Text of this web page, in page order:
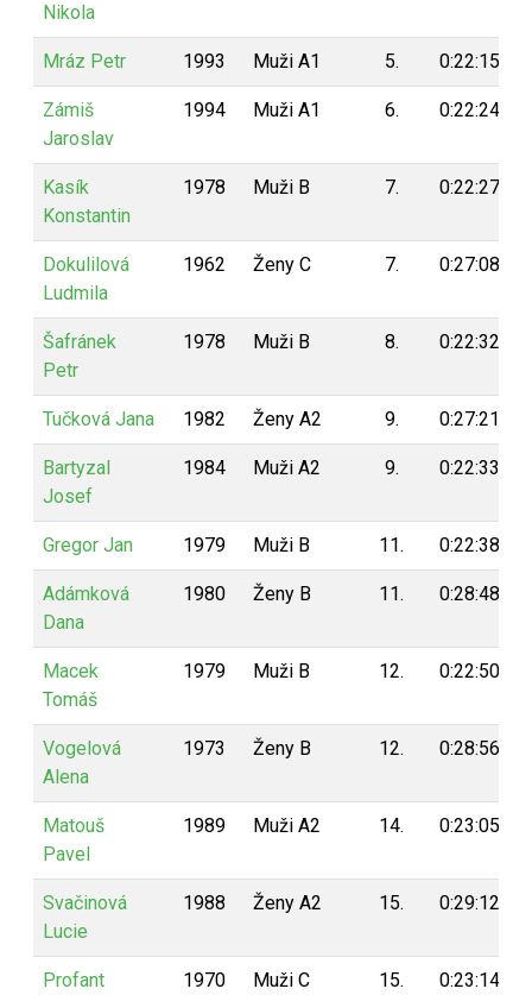
Nikola
Mráz Petr 1993 Muži A1 5. 0:22:15
Zámiš
Jaroslav
1994 Muži A1 6. 0:22:24
Kasík
Konstantin
1978 Muži B 7. 0:22:27
Dokulilová
Ludmila
1962 Ženy C 7. 0:27:08
Šafránek
Petr
1978 Muži B 8. 0:22:32
Tučková Jana 1982 Ženy A2 9. 0:27:21
Bartyzal
Josef
1984 Muži A2 9. 0:22:33
Gregor Jan 1979 Muži B 11. 0:22:38
Adámková
Dana
1980 Ženy B 11. 0:28:48
Macek
Tomáš
1979 Muži B 12. 0:22:50
Vogelová
Alena
1973 Ženy B 12. 0:28:56
Matouš
Pavel
1989 Muži A2 14. 0:23:05
Svačinová
Lucie
1988 Ženy A2 15. 0:29:12
Profant 1970 Muži C 15. 0:23:14